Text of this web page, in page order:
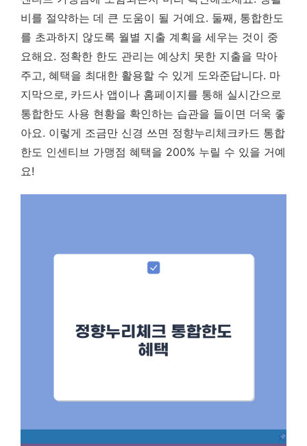
비를 절약하는 데 큰 도움이 될 거예요. 둘째, 통합한도
를 초과하지 않도록 월별 지출 계획을 세우는 것이 중
요해요. 정확한 한도 관리는 예상치 못한 지출을 막아
주고, 혜택을 최대한 활용할 수 있게 도와준답니다. 마
지막으로, 카드사 앱이나 홈페이지를 통해 실시간으로
통합한도 사용 현황을 확인하는 습관을 들이면 더욱 좋
아요. 이렇게 조금만 신경 쓰면 정향누리체크카드 통합
한도 인센티브 가맹점 혜택을 200% 누릴 수 있을 거예
요!